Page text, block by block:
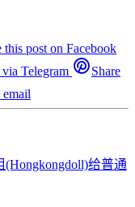
this post on Facebook
via Telegram
Share
email
给普通